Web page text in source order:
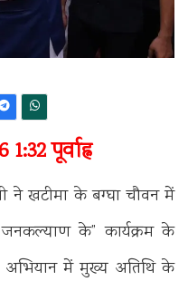
पूर्वाह्न
ने खटीमा के बग्घा चौवन में
के” कार्यक्रम के
अभियान में मुख्य अतिथि के